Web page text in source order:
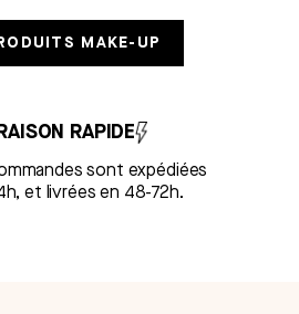
MAKE-UP
RAPIDE
sont expédiées
et livrées en 48-72h.